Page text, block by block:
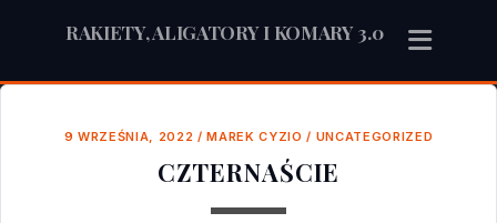
RAKIETY, ALIGATORY I KOMARY 3.0
9 WRZEŚNIA, 2022 /MAREK CYZIO / UNCATEGORIZED
CZTERNAŚCIE